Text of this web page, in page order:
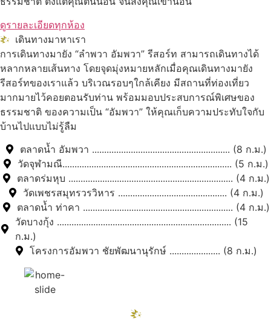
ดูรายละเอียดทุกห้อง
เดินทางมาหาเรา
การเดินทางมายัง “ลำพวา อัมพวา” รีสอร์ท สามารถเดินทางได้
หลากหลายเส้นทาง โดยจุดมุ่งหมายหลักเมื่อคุณเดินทางมายัง
รีสอร์ทของเราแล้ว บริเวณรอบๆใกล้เคียง มีสถานที่ท่องเที่ยว
มากมายไว้คอยตอนรับท่าน พร้อมมอบประสบการณ์พิเศษของ
ธรรมชาติ ของความเป็น “อัมพวา” ให้คุณเก็บความประทับใจกับ
บ้านไปแบบไม่รู้ลืม
ตลาดน้ำ อัมพวา ......................................................... (8 ก.ม.)
วัดจุฬามณี...................................................................... (5 ก.ม.)
ตลาดร่มหุบ .................................................................... (4 ก.ม.)
วัดเพชรสมุทรวรวิหาร ............................................. (4 ก.ม.)
ตลาดน้ำ ท่าคา .............................................................. (4 ก.ม.)
วัดบางกุ้ง ........................................................................ (15
ก.ม.)
โครงการอัมพวา ชัยพัฒนานุรักษ์ ..................... (8 ก.ม.)